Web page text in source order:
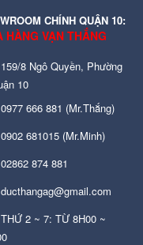
CHÍNH QUẬN 10:
HÀNG VẠN THẮNG
159/8 Ngô Quyền, Phường
10
0977 666 881 (Mr.Thắng)
0902 681015 (Mr.Minh)
02862 874 881
ducthangag@gmail.com
THỨ 2 ~ 7: TỪ 8H00 ~